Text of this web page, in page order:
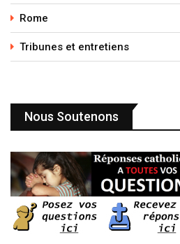
Rome
Tribunes et entretiens
Nous Soutenons